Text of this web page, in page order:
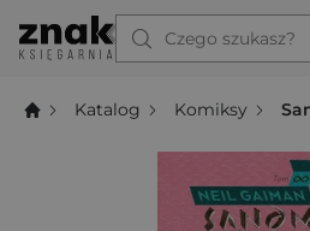
Czego szukasz?
Katalog Komiksy